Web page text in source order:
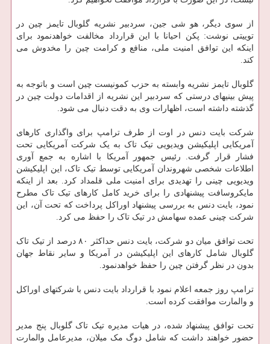
از سوی دیگر، هو شی جین، سردبیر نشریه گلوبال تایمز چین در
توییتی نوشت: پکن احیانا با این قرارداد مخالفت خواهدنمود برای
اینکه این توافق امنیت ملی، منافع و کرامت چین را مخدوش می
کند.
گلوبال تایمز نشریه وابسته به حزب کمونیست چین است و باتوجه به
پیش بینیهای درستی که سردبیر این نشریه از اقدامات دولت چین در
گذشته داشته است، اظهارات وی به دقت دنبال می شود.
شرکت بایت دنس در اوت از طرف ترامپ برای واگذاری کارهای
آمریکایی اپلیکیشن ویدیویی تیک تاک به یک شرکت آمریکایی تحت
فشار قرار گرفت. رئیس جمهور آمریکا با اشاره به جمع آوری
اطلاعات شخصی شهروندان آمریکایی توسط تیک تاک، این اپلیکیشن
ویدیویی چینی را تهدیدی برای امنیت ملی قلمداد کرد. بعد از اینکه
مایکروسافت پیشنهادی را برای خرید کامل کارهای تیک تاک مطرح
نمود، بایت دنس به بررسی پیشنهاد اوراکل پرداخت که تحت آن، این
شرکت چینی عمده سهامش در تیک تاک را حفظ می کرد.
تحت توافق میان دو شرکت، بایت دنس حداکثر ۸۰ درصد از تیک تاک
گلوبال شامل کارهای این اپلیکیشن در آمریکا و سایر نقاط جهان
بدون در نظر گرفتن چین را حفظ خواهدنمود.
ترامپ روز جمعه اعلام نمود با قرارداد بایت دنس با شرکتهای اوراکل
و والمارت موافقت کرده است.
تحت توافق پیشنهاد شده، در هیات مدیره تیک تاک گلوبال پنج مدیر
حضور خواهند داشت که شامل دوگ مک میلان، مدیرعامل والمارت